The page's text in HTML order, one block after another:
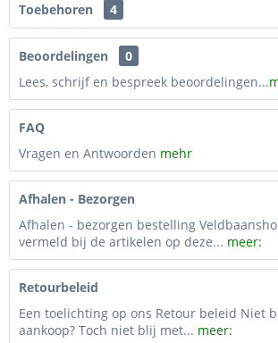
Toebehoren 4
Beoordelingen
0
Lees, schrijf en bespreek beoordelingen...
FAQ
Vragen en Antwoorden mehr
Afhalen - Bezorgen
Afhalen - bezorgen bestelling
vermeld bij de artikelen op deze... meer:
Retourbeleid
Een toelichting op ons Retour beleid Niet
aankoop? Toch niet blij met... meer: